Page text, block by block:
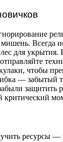
Всегда
лес для
чтобы
— забытый
защитить
критический
ресурсы —